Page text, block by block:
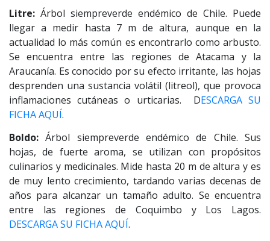
Litre: Árbol siempreverde endémico de Chile. Puede
llegar a medir hasta 7 m de altura, aunque en la
actualidad lo más común es encontrarlo como arbusto.
Se encuentra entre las regiones de Atacama y la
Araucanía. Es conocido por su efecto irritante, las hojas
desprenden una sustancia volátil (litreol), que provoca
inflamaciones cutáneas o urticarias. DESCARGA SU
FICHA AQUÍ.
Boldo: Árbol siempreverde endémico de Chile. Sus
hojas, de fuerte aroma, se utilizan con propósitos
culinarios y medicinales. Mide hasta 20 m de altura y es
de muy lento crecimiento, tardando varias decenas de
años para alcanzar un tamaño adulto. Se encuentra
entre las regiones de Coquimbo y Los Lagos.
DESCARGA SU FICHA AQUÍ.